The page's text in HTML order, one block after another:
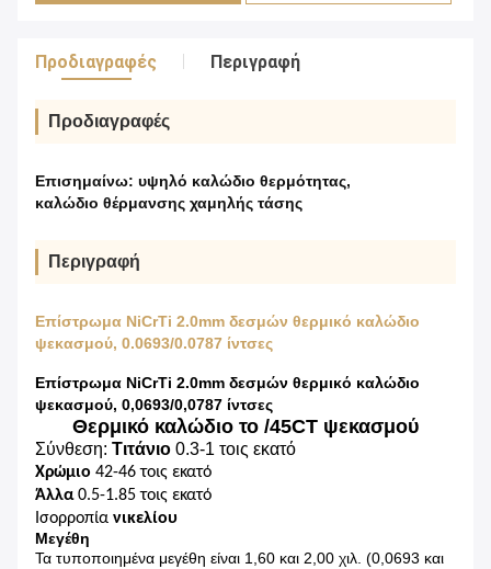
Προδιαγραφές Περιγραφή
Προδιαγραφές
Επισημαίνω: υψηλό καλώδιο θερμότητας,
καλώδιο θέρμανσης χαμηλής τάσης
Περιγραφή
Επίστρωμα NiCrTi 2.0mm δεσμών θερμικό καλώδιο
ψεκασμού, 0.0693/0.0787 ίντσες
Επίστρωμα NiCrTi 2.0mm δεσμών θερμικό καλώδιο
ψεκασμού, 0,0693/0,0787 ίντσες
Θερμικό καλώδιο το /45CT ψεκασμού
Σύνθεση: Τιτάνιο 0.3-1 τοις εκατό
Χρώμιο 42-46 τοις εκατό
Άλλα0.5-1.85 τοις εκατό
Ισορροπία νικελίου
Μεγέθη
Τα τυποποιημένα μεγέθη είναι 1,60 και 2,00 χιλ. (0,0693 και